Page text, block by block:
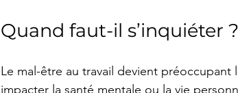
Quand faut-il s’inquiéter ?
Le mal-être au travail devient préoccupant
impacter la santé mentale ou la vie